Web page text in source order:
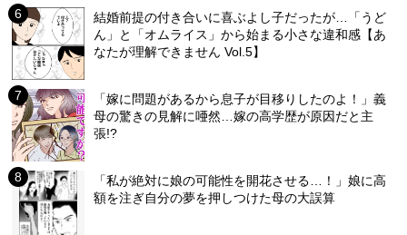
結婚前提の付き合いに喜ぶよし子だったが…「うど
ん」と「オムライス」から始まる小さな違和感【あ
なたが理解できません Vol.5】
「嫁に問題があるから息子が目移りしたのよ！」義
母の驚きの見解に唖然…嫁の高学歴が原因だと主
張!?
「私が絶対に娘の可能性を開花させる…！」娘に高
額を注ぎ自分の夢を押しつけた母の大誤算